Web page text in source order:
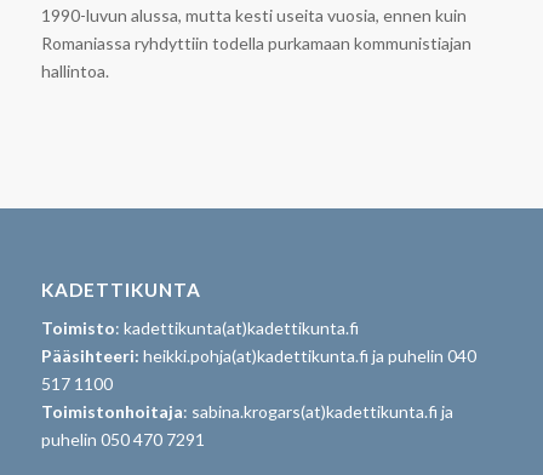
1990-luvun alussa, mutta kesti useita vuosia, ennen kuin
Romaniassa ryhdyttiin todella purkamaan kommunistiajan
hallintoa.
KADETTIKUNTA
Toimisto: kadettikunta(at)kadettikunta.fi
Pääsihteeri: heikki.pohja(at)kadettikunta.fi ja puhelin 040
517 1100
Toimistonhoitaja: sabina.krogars(at)kadettikunta.fi ja
puhelin 050 470 7291